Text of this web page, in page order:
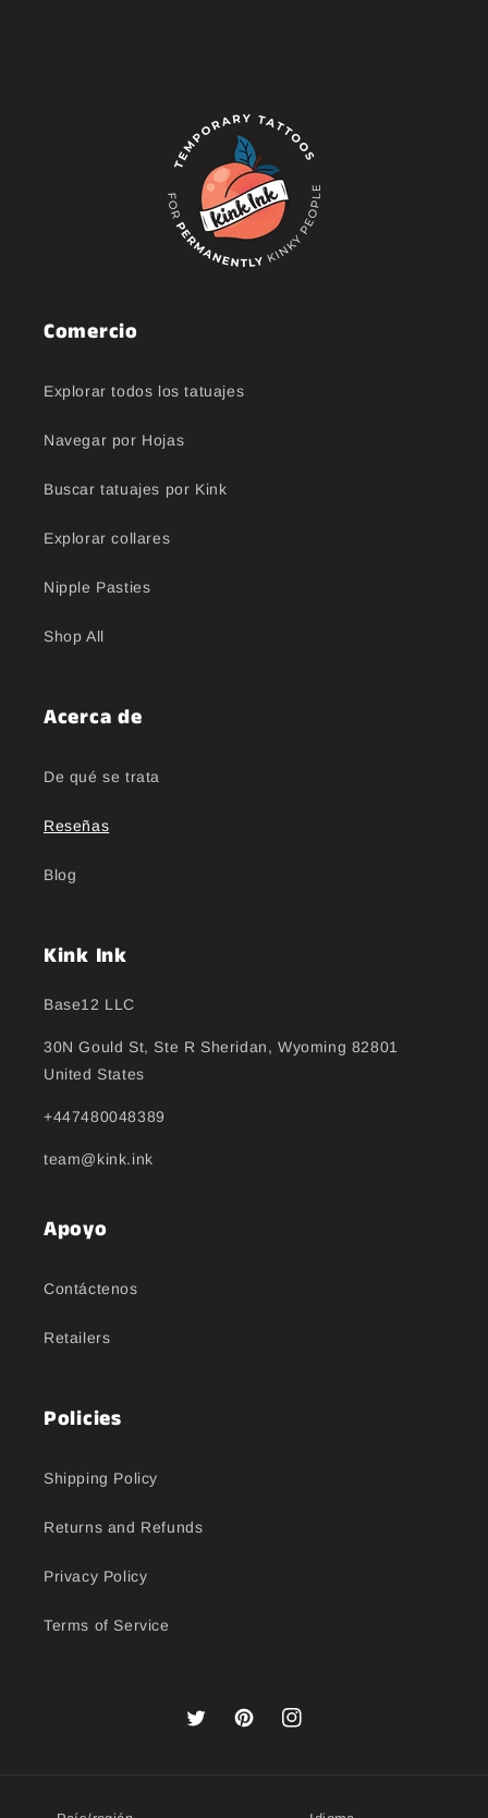
Comercio
Explorar todos los tatuajes
Navegar por Hojas
Buscar tatuajes por Kink
Explorar collares
Nipple Pasties
Shop All
Acerca de
De qué se trata
Reseñas
Blog
Kink Ink
Base12 LLC
30N Gould St, Ste R Sheridan, Wyoming 82801
United States
+447480048389
team@kink.ink
Apoyo
Contáctenos
Retailers
Policies
Shipping Policy
Returns and Refunds
Privacy Policy
Terms of Service
TwitterPinterestInstagram